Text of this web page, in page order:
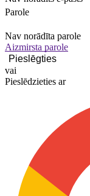
Parole
Nav norādīta parole
Aizmirsta parole
vai
Pieslēdzieties ar